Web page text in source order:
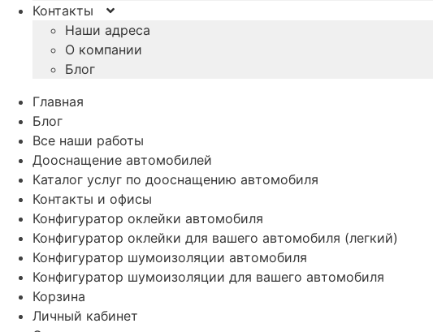
Контакты
Наши адреса
О компании
Блог
Главная
Блог
Все наши работы
Дооснащение автомобилей
Каталог услуг по дооснащению автомобиля
Контакты и офисы
Конфигуратор оклейки автомобиля
Конфигуратор оклейки для вашего автомобиля (легкий)
Конфигуратор шумоизоляции автомобиля
Конфигуратор шумоизоляции для вашего автомобиля
Корзина
Личный кабинет